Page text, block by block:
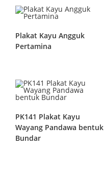
Plakat Kayu Angguk
Pertamina
PK141 Plakat Kayu
Wayang Pandawa bentuk
Bundar